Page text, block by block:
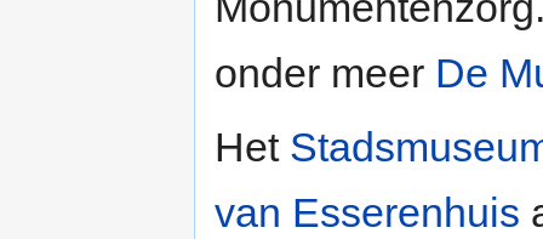
onder meer De
Het
van Esserenhuis